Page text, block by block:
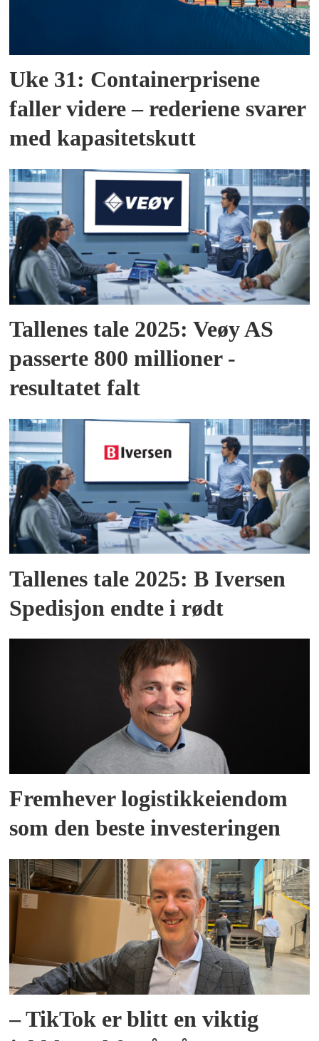
Uke 31: Containerprisene
faller videre – rederiene svarer
med kapasitetskutt
Tallenes tale 2025: Veøy AS
passerte 800 millioner -
resultatet falt
Tallenes tale 2025: B Iversen
Spedisjon endte i rødt
Fremhever logistikkeiendom
som den beste investeringen
– TikTok er blitt en viktig